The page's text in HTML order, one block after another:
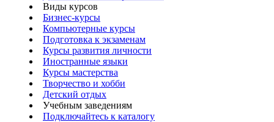
Виды курсов
Бизнес-курсы
Компьютерные курсы
Подготовка к экзаменам
Курсы развития личности
Иностранные языки
Курсы мастерства
Творчество и хобби
Детский отдых
Учебным заведениям
Подключайтесь к каталогу